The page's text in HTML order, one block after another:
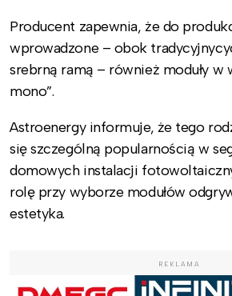
Producent zapewnia, że do
wprowadzone – obok
srebrną ramą – również moduły w
mono”.
Astroenergy informuje, że tego
się szczególną popularnością w
domowych instalacji
rolę przy wyborze modułów
estetyka.
REKLAMA